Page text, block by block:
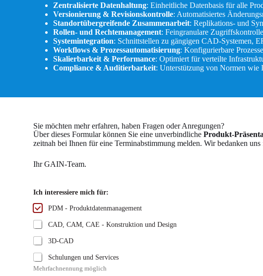
Zentralisierte Datenhaltung: Einheitliche Datenbasis für alle
Versionierung & Revisionskontrolle: Automatisiertes
Standortübergreifende Zusammenarbeit: Replikations- und
Rollen- und Rechtemanagement: Feingranulare
Systemintegration: Schnittstellen zu gängigen CAD-Systemen,
Workflows & Prozessautomatisierung: Konfigurierbare
Skalierbarkeit & Performance: Optimiert für verteilte
Compliance & Auditierbarkeit: Unterstützung von Normen wie
Sie möchten mehr erfahren, haben Fragen oder Anregungen?
Über dieses Formular können Sie eine unverbindlicheProdukt-
zeitnah bei Ihnen für eine Terminabstimmung melden. Wir bedanken uns
Ihr GAIN-Team.
y
s
t
e
m
w
e
c
h
s
Ich interessiere mich für:
PDM - Produktdatenmanagement
CAD, CAM, CAE - Konstruktion und Design
3D-CAD
Schulungen und Services
Mehrfachnennung möglich